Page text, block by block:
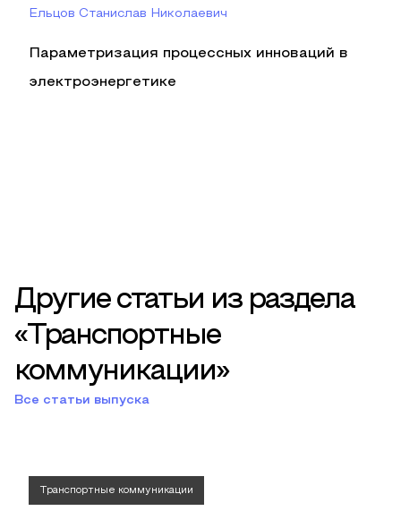
Ельцов Станислав Николаевич
Параметризация процессных инноваций в
электроэнергетике
Другие статьи из раздела
«Транспортные
коммуникации»
Все статьи выпуска
Транспортные коммуникации